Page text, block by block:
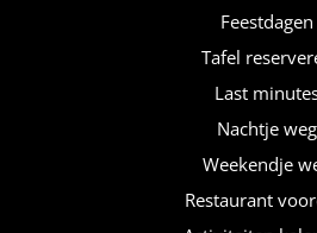
Feestdagen
Tafel
Last
Nachtje weg
Weekendje
Restaurant